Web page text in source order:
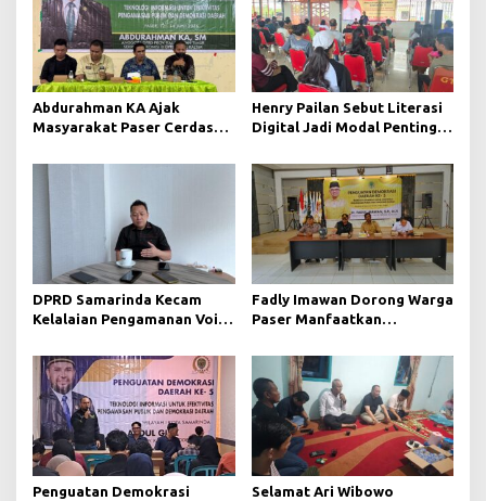
Abdurahman KA Ajak
Masyarakat Paser Cerdas
Digital
Henry Pailan Sebut Literasi
Digital Jadi Modal Penting
Lebih Terbuka
DPRD Samarinda Kecam
Kelalaian Pengamanan Void
Korban Jiwa
Fadly Imawan Dorong Warga
Paser Manfaatkan
Mengawasi Jalannya
Pemerintahan
Penguatan Demokrasi
Selamat Ari Wibowo